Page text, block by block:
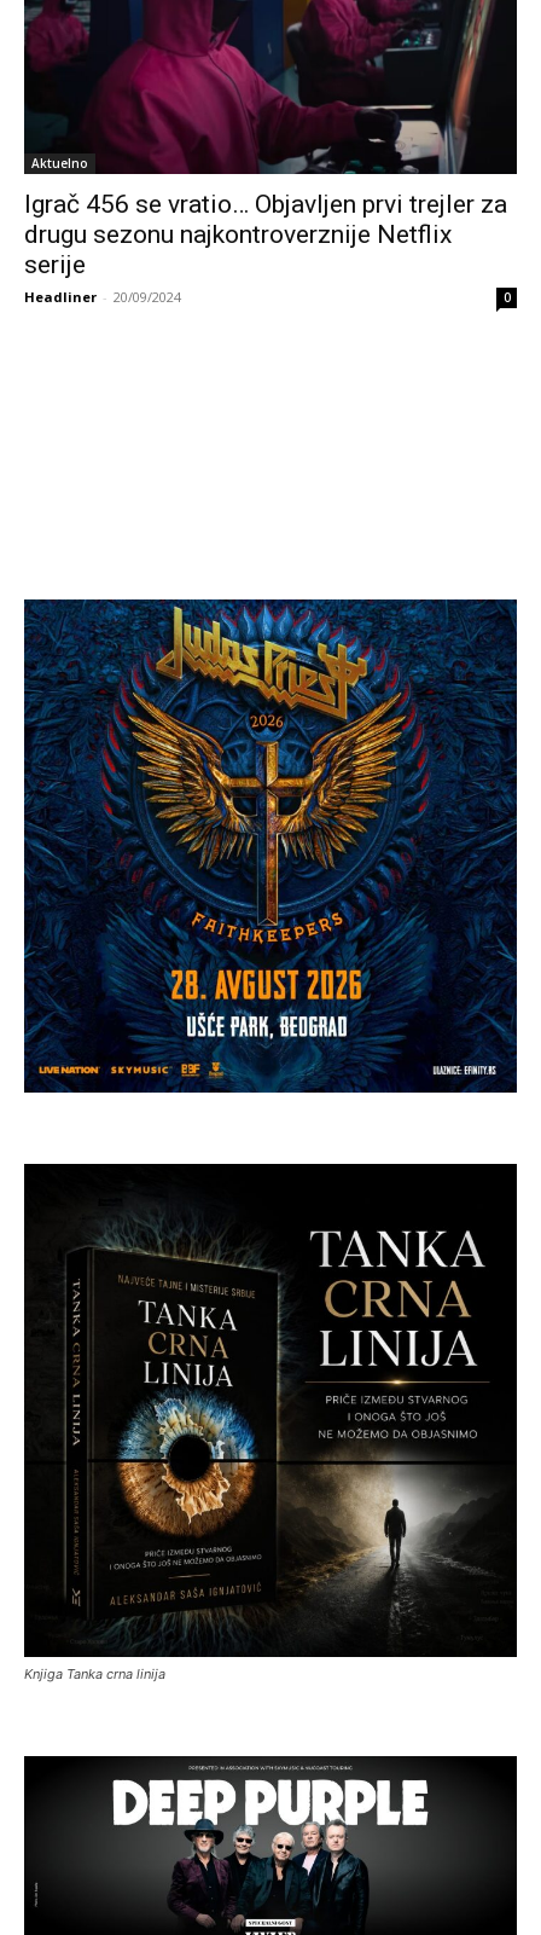
Aktuelno
Igrač 456 se vratio… Objavljen prvi trejler za
drugu sezonu najkontroverznije Netflix
serije
Headliner - 20/09/2024 0
Knjiga Tanka crna linija